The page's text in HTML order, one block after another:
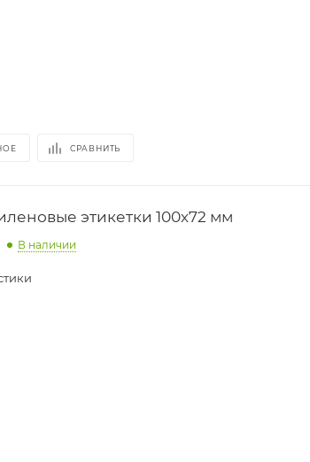
СРАВНИТЬ
этикетки 100х72 мм
В наличии